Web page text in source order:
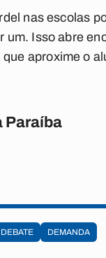
nas escolas
um. Isso abre
aproxime o
Paraíba
DEBATE DEMANDA